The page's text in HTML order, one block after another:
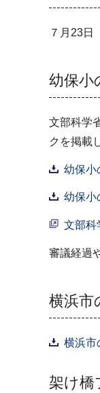
７月23日
幼保小
文部科学
クを掲載
幼保小
幼保小
文部科
審議経過
横浜市
横浜市
架け橋